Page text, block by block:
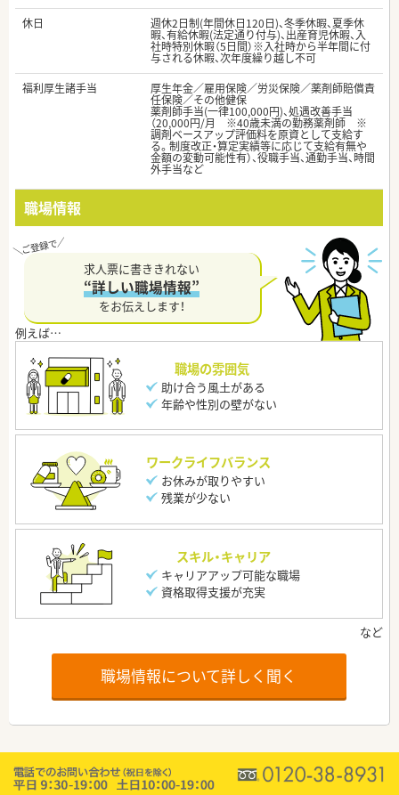
休日
週休2日制(年間休日120日)、冬季休暇、夏季休
暇、有給休暇(法定通り付与)、出産育児休暇、入
社時特別休暇（5日間）※入社時から半年間に付
与される休暇、次年度繰り越し不可
福利厚生諸手当
厚生年金／雇用保険／労災保険／薬剤師賠償責
任保険／その他健保
薬剤師手当(一律100,000円)、処遇改善手当
（20,000円/月 ※40歳未満の勤務薬剤師 ※
調剤ベースアップ評価料を原資として支給す
る。制度改正・算定実績等に応じて支給有無や
金額の変動可能性有）、役職手当、通勤手当、時間
外手当など
職場情報
求人票に書ききれない
“詳しい職場情報”
をお伝えします！
職場の雰囲気
助け合う風土がある
年齢や性別の壁がない
ワークライフバランス
お休みが取りやすい
残業が少ない
スキル・キャリア
キャリアアップ可能な職場
資格取得支援が充実
職場情報について詳しく聞く